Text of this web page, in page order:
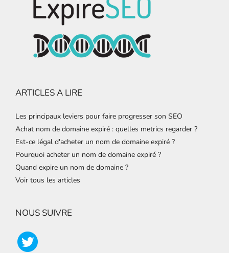
ARTICLES A LIRE
Les principaux leviers pour faire progresser son SEO
Achat nom de domaine expiré : quelles metrics regarder ?
Est-ce légal d'acheter un nom de domaine expiré ?
Pourquoi acheter un nom de domaine expiré ?
Quand expire un nom de domaine ?
Voir tous les articles
NOUS SUIVRE